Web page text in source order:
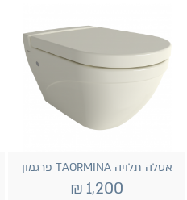
אסלה תלויה TAORMINA פרגמון
1,200
₪